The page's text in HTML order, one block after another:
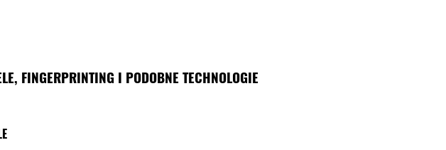
FINGERPRINTING I PODOBNE TECHNOLOGIE